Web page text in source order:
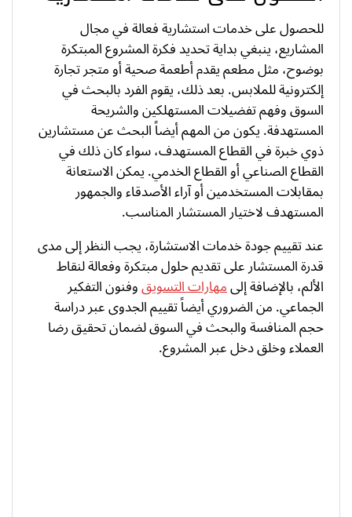
للحصول على خدمات استشارية فعالة في مجال
المشاريع، ينبغي بداية تحديد فكرة المشروع المبتكرة
بوضوح، مثل مطعم يقدم أطعمة صحية أو متجر تجارة
إلكترونية للملابس. بعد ذلك، يقوم الفرد بالبحث في
السوق وفهم تفضيلات المستهلكين والشريحة
المستهدفة. يكون من المهم أيضاً البحث عن مستشارين
ذوي خبرة في القطاع المستهدف، سواء كان ذلك في
القطاع الصناعي أو القطاع الخدمي. يمكن الاستعانة
بمقابلات المستخدمين أو آراء الأصدقاء والجمهور
المستهدف لاختيار المستشار المناسب.
عند تقييم جودة خدمات الاستشارة، يجب النظر إلى مدى
قدرة المستشار على تقديم حلول مبتكرة وفعالة لنقاط
الألم، بالإضافة إلىمهارات التسويقوفنون التفكير
الجماعي. من الضروري أيضاً تقييم الجدوى عبر دراسة
حجم المنافسة والبحث في السوق لضمان تحقيق رضا
العملاء وخلق دخل عبر المشروع.